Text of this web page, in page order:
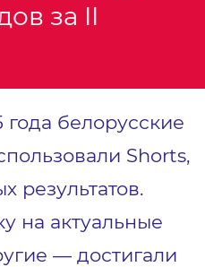
за II
года белорусские
Shorts,
результатов.
на актуальные
— достигали